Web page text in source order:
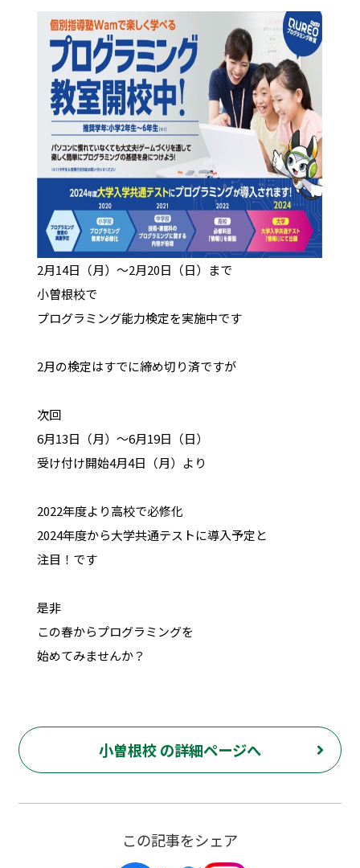
2月14日（月）～2月20日（日）まで
小曽根校で
プログラミング能力検定を実施中です
2月の検定はすでに締め切り済ですが
次回
6月13日（月）～6月19日（日）
受け付け開始4月4日（月）より
2022年度より高校で必修化
2024年度から大学共通テストに導入予定と
注目！です
是非
この春からプログラミングを
始めてみませんか？
小曽根校 の詳細ページへ
この記事をシェア